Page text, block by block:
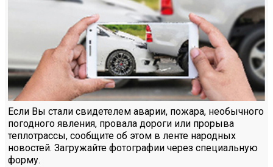
Если Вы стали свидетелем аварии, пожара, необычного
погодного явления, провала дороги или прорыва
теплотрассы, сообщите об этом в ленте народных
новостей. Загружайте фотографии через специальную
форму.